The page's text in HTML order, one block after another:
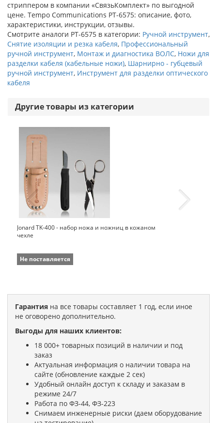
стриппером в компании «СвязьКомплект» по выгодной
цене. Tempo Communications PT-6575: описание, фото,
характеристики, инструкции, отзывы.
Смотрите аналоги PT-6575 в категории: Ручной инструмент,
Снятие изоляции и резка кабеля, Профессиональный
ручной инструмент, Монтаж и диагностика ВОЛС, Ножи для
разделки кабеля (кабельные ножи), Шарнирно - губцевый
ручной инструмент, Инструмент для разделки оптического
кабеля
Другие товары из категории
Jonard TK-400 - набор ножа и ножниц в кожаном
чехле
Не поставляется
Гарантия на все товары составляет 1 год, если иное
не оговорено дополнительно.
Выгоды для наших клиентов:
18 000+ товарных позиций в наличии и под
заказ
Актуальная информация о наличии товара на
сайте (обновление каждые 2 сек)
Удобный онлайн доступ к складу и заказам в
режиме 24/7
Работа по ФЗ-44, ФЗ-223
Снимаем инженерные риски (даем оборудование